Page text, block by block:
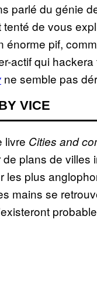
parlé du génie
tenté de vous
énorme pif,
actif qui
ne semble pas
VICE
livre Cities and
plans de villes
les plus
mains se